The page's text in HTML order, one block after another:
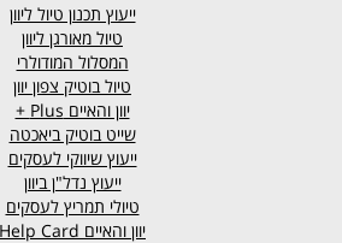
ייעוץ תכנון טיול ליוון
טיול מאורגן ליוון
המסלול המודולרי
טיול בוטיק צפון יוון
יוון והאיים Plus +
שייט בוטיק ביאכטה
ייעוץ שיווקי לעסקים
ייעוץ נדל"ן ביוון
טיולי תמריץ לעסקים
יוון והאיים Help Card